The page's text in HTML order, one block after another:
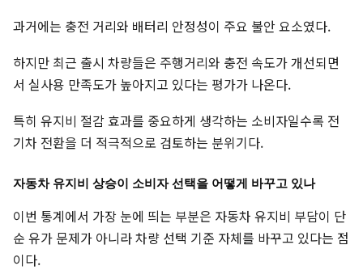
과거에는 충전 거리와 배터리 안정성이 주요 불안 요소였다.
하지만 최근 출시 차량들은 주행거리와 충전 속도가 개선되면
서 실사용 만족도가 높아지고 있다는 평가가 나온다.
특히 유지비 절감 효과를 중요하게 생각하는 소비자일수록 전
기차 전환을 더 적극적으로 검토하는 분위기다.
자동차 유지비 상승이 소비자 선택을 어떻게 바꾸고 있나
이번 통계에서 가장 눈에 띄는 부분은 자동차 유지비 부담이 단
순 유가 문제가 아니라 차량 선택 기준 자체를 바꾸고 있다는 점
이다.